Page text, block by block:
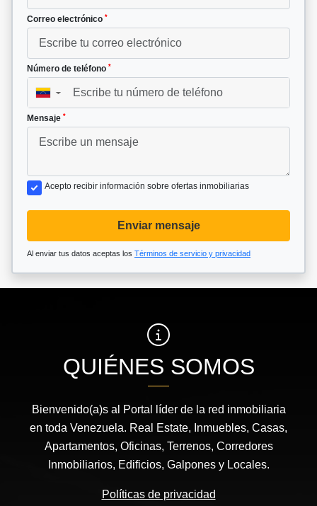
Correo electrónico *
Número de teléfono *
▼
Mensaje *
Acepto recibir información sobre ofertas inmobiliarias
Enviar mensaje
Al enviar tus datos aceptas los Términos de servicio y privacidad
QUIÉNES SOMOS
Bienvenido(a)s al Portal líder de la red inmobiliaria
en toda Venezuela. Real Estate, Inmuebles, Casas,
Apartamentos, Oficinas, Terrenos, Corredores
Inmobiliarios, Edificios, Galpones y Locales.
Políticas de privacidad